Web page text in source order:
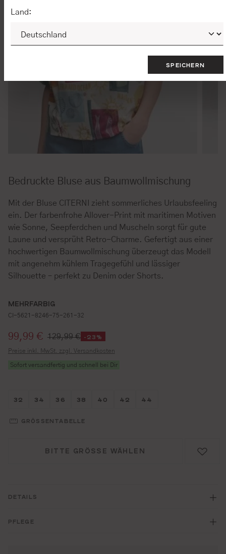
Bedruckte Bluse aus Baumwollmischung
Mit der Bluse CITERNI zieht sommerliches Urlaubsfeeling
ein. Der farbenfrohe Allover-Print mit maritimen Motiven
wie Sonne, Seepferdchen und Muscheln sorgt für gute
Laune und versprüht Retro-Charme. Gefertigt aus einer
hochwertigen Baumwollmischung überzeugt das Modell
mit angenehm kühlem Tragegefühl und lässiger
Silhouette – perfekt zu Denim oder Shorts.
MEHRFARBIG
CI-5621-8246-75-261-32
Verkaufspreis:
99,99 € 129,99 € -23%
Preise inkl. MwSt. zzgl. Versandkosten
Sofort versandfertig und schnell bei Dir
Größe wählen
32 Größe wählen
34 Größe wählen
36 Größe wählen
38 Größe wählen
40 Größe wählen
42 Größe wählen
44
GRÖSSENTABELLE
BITTE GRÖSSE WÄHLEN
DETAILS
PFLEGE
Land:
SPEICHERN